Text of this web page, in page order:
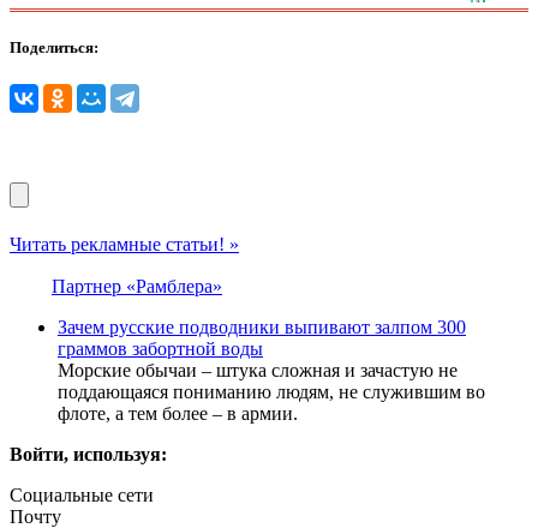
Поделиться:
Читать рекламные статьи! »
Партнер «Рамблера»
Зачем русские подводники выпивают залпом 300
граммов забортной воды
Морские обычаи – штука сложная и зачастую не
поддающаяся пониманию людям, не служившим во
флоте, а тем более – в армии.
Войти, используя:
Социальные сети
Почту